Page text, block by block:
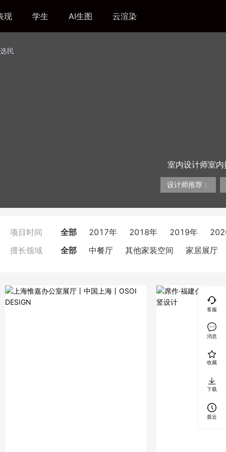
现 学生 AI生图 云渲染
民
室内设计师室
设计师推荐：
项目时间 全部 2017年 2018年 2019年
擅长领域 全部 中餐厅 其他家装空间 家居展厅
客服
消息
收藏
下载
最近